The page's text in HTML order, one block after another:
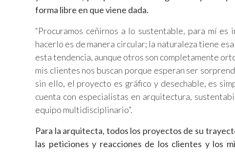
forma libre en que viene dada.
“Procuramos ceñirnos a lo sustentable, para mí
hacerlo es de manera circular; la naturaleza tiene
esta tendencia, aunque otros son completamente
mis clientes nos buscan porque esperan ser
sin ello, el proyecto es gráfico y desechable, es
cuenta con especialistas en arquitectura,
equipo multidisciplinario”.
Para la arquitecta, todos los proyectos de su
las peticiones y reacciones de los clientes y los